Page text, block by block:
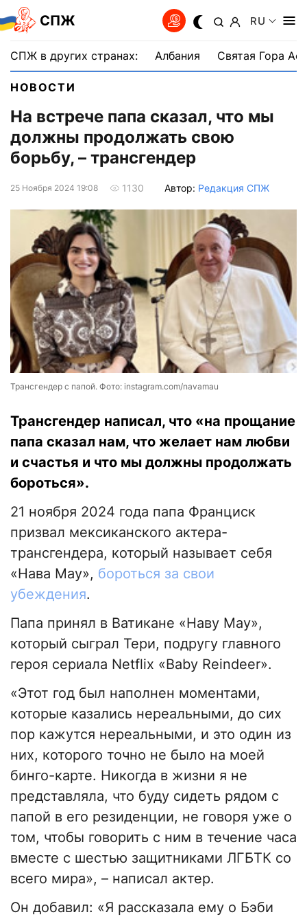
СПЖ RU
СПЖ в других странах: Албания Святая Гора
НОВОСТИ
На встрече папа сказал, что мы
должны продолжать свою
борьбу, – трансгендер
25 Ноября 2024 19:08 1130 Автор: Редакция СПЖ
Трансгендер с папой. Фото: instagram.com/navamau
Трансгендер написал, что «на прощание
папа сказал нам, что желает нам любви
и счастья и что мы должны продолжать
бороться».
21 ноября 2024 года папа Франциск
призвал мексиканского актера-
трансгендера, который называет себя
«Нава Мау», бороться за свои
убеждения.
Папа принял в Ватикане «Наву Мау»,
который сыграл Тери, подругу главного
героя сериала Netflix «Baby Reindeer».
«Этот год был наполнен моментами,
которые казались нереальными, до сих
пор кажутся нереальными, и это один из
них, которого точно не было на моей
бинго-карте. Никогда в жизни я не
представляла, что буду сидеть рядом с
папой в его резиденции, не говоря уже о
том, чтобы говорить с ним в течение часа
вместе с шестью защитниками ЛГБТК со
всего мира», – написал актер.
Он добавил: «Я рассказала ему о Бэби